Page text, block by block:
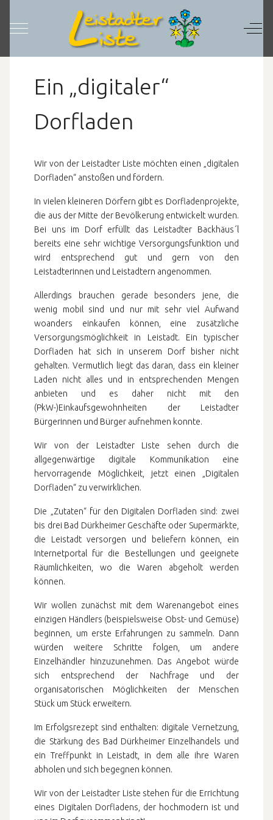
Mobile Menu Toggle Off-
Ein „digitaler“
Dorfladen
Wir von der Leistadter Liste möchten einen „digitalen
Dorfladen“ anstoßen und fördern.
In vielen kleineren Dörfern gibt es Dorfladenprojekte,
die aus der Mitte der Bevölkerung entwickelt wurden.
Bei uns im Dorf erfüllt das Leistadter Backhäus´l
bereits eine sehr wichtige Versorgungsfunktion und
wird entsprechend gut und gern von den
Leistadterinnen und Leistadtern angenommen.
Allerdings brauchen gerade besonders jene, die
wenig mobil sind und nur mit sehr viel Aufwand
woanders einkaufen können, eine zusätzliche
Versorgungsmöglichkeit in Leistadt. Ein typischer
Dorfladen hat sich in unserem Dorf bisher nicht
gehalten. Vermutlich liegt das daran, dass ein kleiner
Laden nicht alles und in entsprechenden Mengen
anbieten und es daher nicht mit den
(PkW-)Einkaufsgewohnheiten der Leistadter
Bürgerinnen und Bürger aufnehmen konnte.
Wir von der Leistadter Liste sehen durch die
allgegenwärtige digitale Kommunikation eine
hervorragende Möglichkeit, jetzt einen „Digitalen
Dorfladen“ zu verwirklichen.
Die „Zutaten“ für den Digitalen Dorfladen sind: zwei
bis drei Bad Dürkheimer Geschäfte oder Supermärkte,
die Leistadt versorgen und beliefern können, ein
Internetportal für die Bestellungen und geeignete
Räumlichkeiten, wo die Waren abgeholt werden
können.
Wir wollen zunächst mit dem Warenangebot eines
einzigen Händlers (beispielsweise Obst- und Gemüse)
beginnen, um erste Erfahrungen zu sammeln. Dann
würden weitere Schritte folgen, um andere
Einzelhändler hinzuzunehmen. Das Angebot würde
sich entsprechend der Nachfrage und der
organisatorischen Möglichkeiten der Menschen
Stück um Stück erweitern.
Im Erfolgsrezept sind enthalten: digitale Vernetzung,
die Stärkung des Bad Dürkheimer Einzelhandels und
ein Treffpunkt in Leistadt, in dem alle ihre Waren
abholen und sich begegnen können.
Wir von der Leistadter Liste stehen für die Errichtung
eines Digitalen Dorfladens, der hochmodern ist und